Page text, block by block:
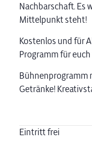
Nachbarschaft. Es
Mittelpunkt steht!
Kostenlos und für
Programm für
Bühnenprogramm
Getränke!
Eintritt frei